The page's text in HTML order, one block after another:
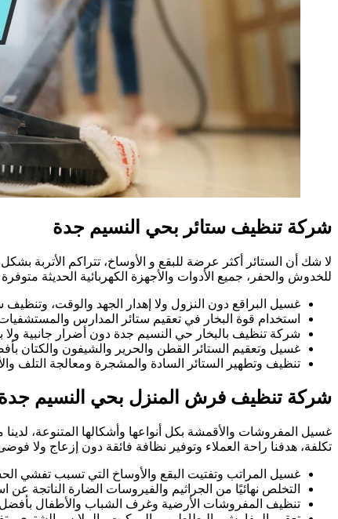
شركة تنظيف ستائر بحي النسيم جدة
لا شك أن الستائر أكثر عرضة للبقع و الأوساخ، تتراكم الأتربة
للخدوش والحفر، جميع الأدوات والأجهزة الكهربائية الحديثة
غسيل البراقع دون النزول ولا إهدار الجهد والوقت،
استخدام قوة البخار في تعقيم ستائر المدارس
شركة تنظيف بالبخار حي النسيم جدة دون أضرار جانبية ولا
غسيل وتعقيم الستائر القطن والحرير والشيفون والكتان
تنظيف وتطهير الستائر السادة والمشجرة ومعالجة التلف
شركة تنظيف فرش المنزل بحي النسيم
غسيل المفروشات والأقمشة بكل أنواعها وأشكالها المتنوعة،
تكلفة، هدفنا راحة العملاء وتوفير نظافة فائقة دون إزعاج
غسيل المراتب وتفتيت البقع والأوساخ التي تسبب تفشي
التخلص نهائيًا من الجراثيم والفيروسات الضارة الناتجة
تنظيف المفروشات الأرضية وغرف الشباب والأطفال بأفضل